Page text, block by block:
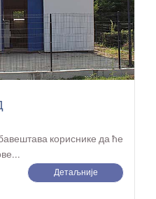
кориснике да ће
Детаљније